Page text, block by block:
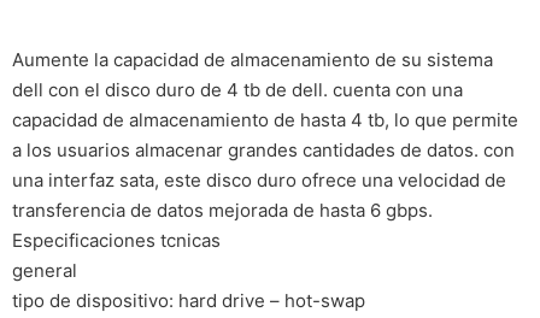
Aumente la capacidad de almacenamiento de su sistema
dell con el disco duro de 4 tb de dell. cuenta con una
capacidad de almacenamiento de hasta 4 tb, lo que permite
a los usuarios almacenar grandes cantidades de datos. con
una interfaz sata, este disco duro ofrece una velocidad de
transferencia de datos mejorada de hasta 6 gbps.
Especificaciones tcnicas
general
tipo de dispositivo: hard drive – hot-swap